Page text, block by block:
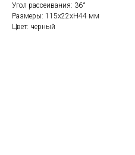
Угол рассеивания: 36°
Размеры: 115х22хH44 мм
Цвет: черный